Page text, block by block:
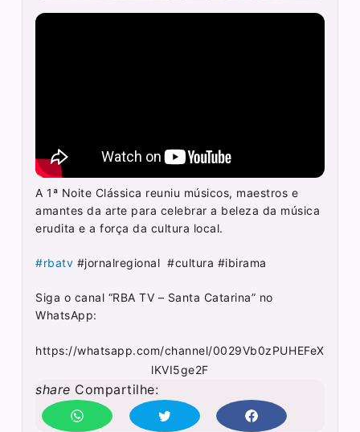
A 1ª Noite Clássica reuniu músicos, maestros e
amantes da arte para celebrar a beleza da música
erudita e a força da cultura local.
#rbatv #jornalregional #cultura #ibirama
Siga o canal “RBA TV – Santa Catarina” no
WhatsApp:
https://whatsapp.com/channel/0029Vb0zPUHEFeX
lKVI5ge2F
share Compartilhe: